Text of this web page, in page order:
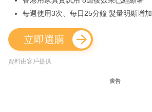
每週使用3次、每日25分鐘 髮量明顯增加
立即選購
資料由客戶提供
廣告